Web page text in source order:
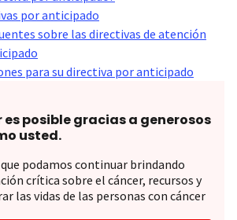
por anticipado
sobre las directivas de atención
para su directiva por anticipado
posible gracias a generosos
usted.
podamos continuar brindando
crítica sobre el cáncer, recursos y
las vidas de las personas con cáncer